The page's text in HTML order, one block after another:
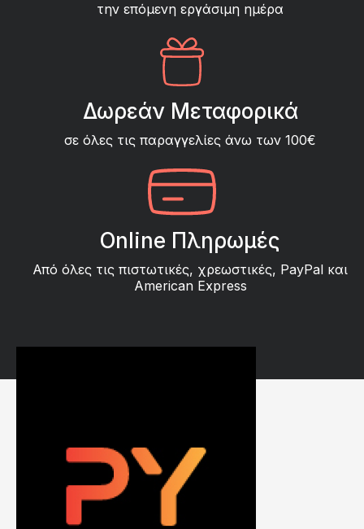
την επόμενη εργάσιμη ημέρα
Δωρεάν Μεταφορικά
σε όλες τις παραγγελίες άνω των 100€
Online Πληρωμές
Από όλες τις πιστωτικές, χρεωστικές, PayPal και
American Express